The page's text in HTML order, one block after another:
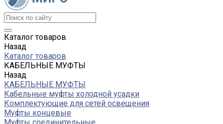
Каталог товаров
Назад
Каталог товаров
КАБЕЛЬНЫЕ МУФТЫ
Назад
КАБЕЛЬНЫЕ МУФТЫ
Кабельные муфты холодной усадки
Комплектующие для сетей освещения
Муфты концевые